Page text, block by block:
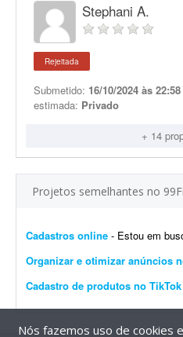
Stephani A.
Rejeitada
Submetido: 16/10/2024 às 22:58
estimada: Privado
+ 14
Projetos semelhantes no
Cadastros online - Estou em busca de pessoas para realizarem cadastros em
Organizar e otimizar anúncios
Nós fazemos uso de cookies